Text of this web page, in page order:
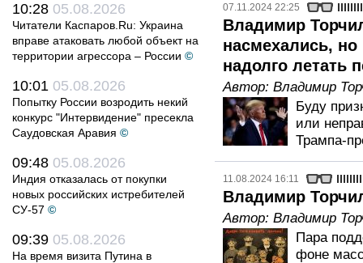
10:28 05.08.2026
Читатели Каспаров.Ru: Украина
вправе атаковать любой объект на
территории агрессора – России ©
10:01 05.08.2026
Попытку России возродить некий
конкурс "Интервидение" пресекла
Саудовская Аравия ©
09:48 05.08.2026
Индия отказалась от покупки
новых российских истребителей
СУ-57 ©
09:39 05.08.2026
На время визита Путина в
07.11.2024 22:25
Владимир
насмехались,
надолго летать
Автор: Владимир
Буду
или
Трампа-
11.08.2024 16:11
Владимир
Автор: Владимир
Пара
фоне